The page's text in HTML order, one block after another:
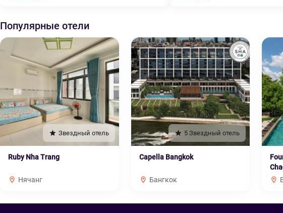
Популярные отели
Звездный отель
Ruby Nha Trang
Нячанг
5 Звездный отель
Capella Bangkok
Бангкок